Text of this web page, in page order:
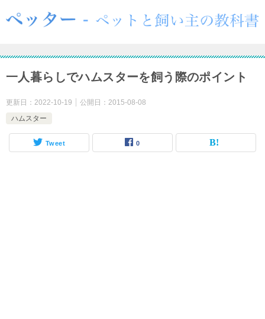
一人暮らしでハムスターを飼う際のポイント
更新日： 2022-10-19 公開日： 2015-08-08
ハムスター
Tweet 0